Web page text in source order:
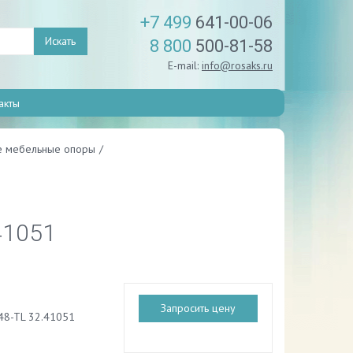
Искать
+7 499 641-00-06
8 800 500-81-58
E-mail: info@rosaks.ru
мебельные опоры /
TL 32.41051
Запросить цену